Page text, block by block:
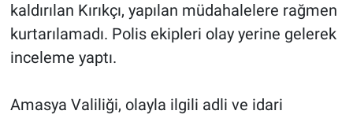
kaldırılan Kırıkçı, yapılan müdahalelere rağmen
kurtarılamadı. Polis ekipleri olay yerine gelerek
inceleme yaptı.
Amasya Valiliği, olayla ilgili adli ve idari